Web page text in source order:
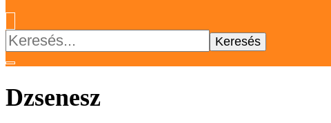
Keresés:
Dzsenesz